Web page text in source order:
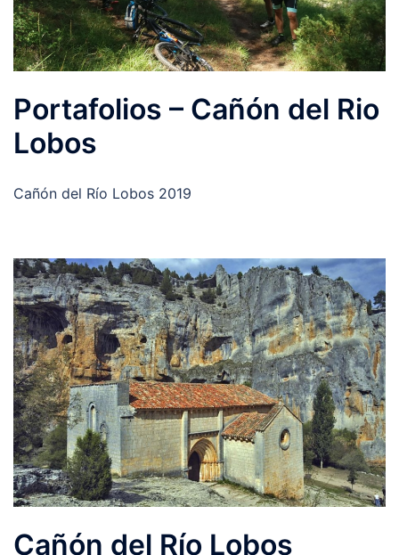
Portafolios – Cañón del Rio
Lobos
Cañón del Río Lobos 2019
Cañón del Río Lobos